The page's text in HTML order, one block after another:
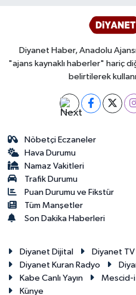
Diyanet Haber, Anadolu
"ajans kaynaklı haberler" hariç
belirtilerek
Nöbetçi Eczaneler
Hava Durumu
Namaz Vakitleri
Trafik Durumu
Puan Durumu ve Fikstür
Tüm Manşetler
Son Dakika Haberleri
Diyanet Dijital Diyanet TV
Diyanet Kuran Radyo
Kabe Canlı Yayın
Mescid-i
Künye